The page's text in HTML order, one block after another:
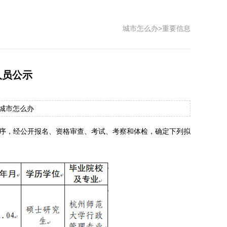
城市怎么办>重要信息
公示
市怎么办
，经公开报名、资格审查、考试、考察和体检，确定下列拟